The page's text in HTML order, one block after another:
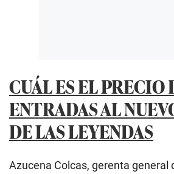
CUÁL ES EL PRECIO
ENTRADAS AL
DE LAS LEYENDAS
Azucena Colcas, gerenta general